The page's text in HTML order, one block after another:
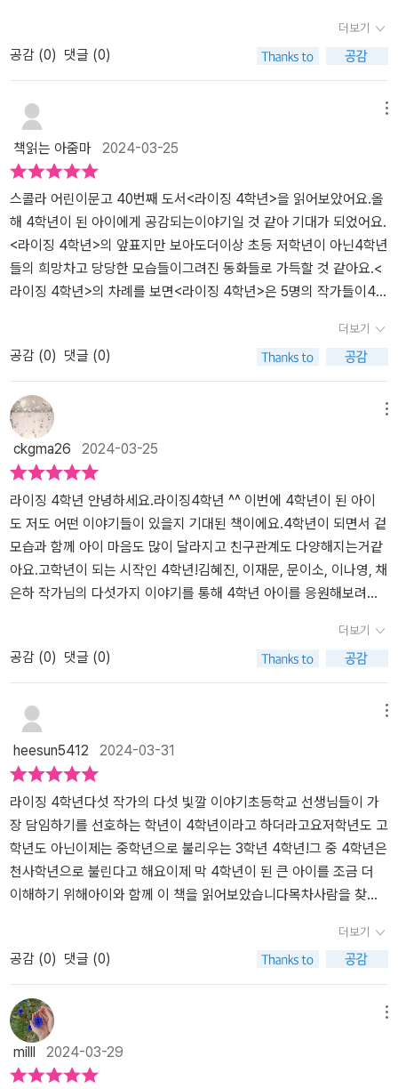
이해하는데 도움이 될 수 있는 도서인것같아 함께 읽어보면 좋을듯합
니다.​​​​​​[출판사로부터 도서 협찬을 받았고 본인의 주관적인 견해에 의
하여 작성함]
학교에서 하는 생존 수영 시간에, 수영을 좋아하는 리안이가 평소와
다르게 긴장하게 된다. 속도 매스껍고 머리고 아프다. 물에 들어가자
마자 기침이 쏟아지는 리안이. 그때 레일 끝에서 올라오는 물거품이
보인다. 하지만 그 물거품이 친구 눈에는 보이지 않고. 그때부터 리안
이는 수영이 싫어진다. 리안이는 자기 눈에만 보이는 물거품을 가까
이 다가가 보게 됐는데, 거기서 비릿한 바다 냄새가 나고 한 여자아이
가 허우적거리는 게 보인다. 하지만 그 여자아이는 리안이 눈에만 보
이는 듯하다. 리안이는 그 아이를 구해야 한다는 생각으로 물에 뛰어
들었는데, 갑자기 정전이 되며 어두컴컴해지는데... 그때 리안이의 과
거 기억이 떠오르게 된다. 리안이는 결국 자기 내면의 두려움을 극복
하고 다시 수영을 잘할 수 있게 될까?​이처럼 이 책에는 4학년 아이들
이 마주하게 될 여러 상황들이 담겨있어 공감하며 읽을 수 있다. 학교
우정을 쌓아가거나, 누군가에게 자신의 마음을 고백하거나, 특이한
친구를 만들거나, 두려움을 극복하거나 등의 내용이 재미있게 다가오
고 자신이라면 어떠했을지 상상해 보게 한다. 제목은 구체적으로 4학
년을 가리키지만 초등학생 전체 학년이 읽으면 좋을 책이다. 특히 4
학년이라면 더 공감할 테고.[출판사로부터 도서 협찬을 받았고 본인
의 주관적인 견해에 의하여 작성함]
더보기
공감 (0) 댓글 (0)
책읽는 아줌마 2024-03-25
스콜라 어린이문고 40번째 도서<라이징 4학년>을 읽어보았어요.올
해 4학년이 된 아이에게 공감되는이야기일 것 같아 기대가 되었어요.
<라이징 4학년>의 앞표지만 보아도더이상 초등 저학년이 아닌4학년
들의 희망차고 당당한 모습들이그려진 동화들로 가득할 것 같아요.<
라이징 4학년>의 차례를 보면<라이징 4학년>은 5명의 작가들이4학
있어요.더 넓은 세상으로 날아오를4학년을 위한 맞춤동화집 <라이징
4학년>에서어떤 이야기들을 만나게 될까요?첫 번째 동화 [사람을 찾
습니다]에서는한결이 동생 한빛이의 가방을 찾아 준사람을 찾는 과정
을 보여주어요.어떨 땐 3, 4학년 묶어서 중학년이라며어린 취급을 받
는데, 이럴 때만 고학년으로 묶여서 같이 고생이다. 4학년은 진짜 애
매한 학년이다.라이징 4학년 - 사람을 찾습니다.이 글귀를 보며 4학
년들이 바라보는4학년의 모습은 애매한 학년이 아닐까싶었어요. 가
방을 찾아 준 사람을 찾는추리물의 느낌이나는 [사람을 찾습니다].4
학년 친구들은 과연 가방을 찾아준사람을 찾을 수 있을까요?흥미진
진한 과정을 만나보세요!두번 째 동화 [4학년이 되면]은 어느 미래가
배경이었어요. 태어나자마자 인공 뇌를이식해서 여러 종류의 어플을
깔아관리한다고 해요. 4학년이 되면 키즈록 모드를풀 수 있는 해킹
년 생일이 지나고 첫 업데이트 때해킹 어플을 깐 뒤 ‘사랑 제한 모
드’를 해제 한솔이에게 어떤 일이 벌어질까요?[4학년이 되면]을 읽으
며 첫사랑에 관한아이들의 마음도 조금 엿볼 수 있었어요.세번째 동
화 [우주 브로콜리는 지구를 정복하지 않아]의 주인공 하이랑은길고
양이들에게 물과 음식을 주다가우연히 우주 브로콜리를 도와주게 되
어요.강낭콩 대신 우주 브로콜리를학교에 가지고 갖다가 학교에 소란
이 일어나요.우주 브로콜리 때문에 영혜, 준수와한바탕 소동을 겪으
며 친구과의갈등도 다시 생각하게 되는 하이랑.[우주 브로콜리는 지
구를 정복하지 않아]를읽으며 서로 다른 존재, 다른 생각,다른 가치에
대해 인정하고 이해함에 대해생각해볼 수 있어서 좋았어요.네번째 동
화 [우리는 둥글게 둥글게]는4학년이 되면 하게 되는 생존수영 시간
에벌어지는 이야기에요.수영을 무척 잘하는 리안은 왜 생존수영 시간
을극복해가는 리안의 모습을 보며절로 응원하는 마음이 생겼던 거 같
아요.마지막 동화 [너는 나의 우렁]은 4학년 여울에게 생긴 특별한 마
니토 친구의 이야기를담고 있어요. 어느 날 여울의 반에 나타난 우렁
각시로 익숙한 ‘우렁’과 따돌림으로상처받은 기억이 있는 ‘여울’은어
떻게 친구가 될 수 있을까요?판타지 느낌의 [너는 나의 우렁]을 보며
내가 생각해왔던 우렁각시 느낌과는 사뭇다른 점도 흥미로웠고, 친구
로 인해상처받은 마음을 보며 안타깝기도 했어요.다섯 편의 동화를
더보기
공감 (0) 댓글 (0)
ckgma26 2024-03-25
라이징 4학년 안녕하세요.라이징4학년 ^^ 이번에 4학년이 된 아이
도 저도 어떤 이야기들이 있을지 기대된 책이에요.4학년이 되면서 겉
모습과 함께 아이 마음도 많이 달라지고 친구관계도 다양해지는거같
아요.고학년이 되는 시작인 4학년!김혜진, 이재문, 문이소, 이나영, 채
은하 작가님의 다섯가지 이야기를 통해 4학년 아이를 응원해보려
를 먼저 살펴볼게요^^다섯작가님의 다섯빛깔 맞춤동화집!더 넓은 세
상으로 날아오를 4학년을 위한 이야기가 가득있어요 :)첫번째 사람
을 찾습니다. 이야기부터 아이가 읽으면서 공감가는 부분이 많다
고 하더라구요 :)이야기는 서한빛의 동생 한결이의 노란색 가방을 찾
아준 사람을 찾으면서 이야기가 나와요. 아이랑 함께 읽으면서 과
연 누가 찾아주었을지 책속 친구들의 용의자의 범위를 줄여나가고 추
리하는 과정이 재밌었다고해요.특히 " 어떨 땐 3,4학년을 묶여서 중
학년이라고 어린취급을 받고 이럴땐 고학년으로 묶여서 같이 고생이
다 4학년은 진짜 애매한 학년이다."부분 읽을때는 학교생활 이야
기 하면서 억울한 부분을 말해주더라구요 :)가방을 찾아준 사람을 찾
아보면서 재밌게 읽어나갔어요.두번째 4학년이 되면 이야기에서
는 인공뇌 이식으로 편리하면서도 키즈록모드로 인해 불편한 상황
는 지구를 정복하지 않아책속에서는 외계생명체 콜리가 나오면서친
구들간의 갈등과 이해에대해 생각해볼수있었어요.네번째 우리는 둥
글게둥글게 이야기속에서는 생존수영 이야기로 아이가 작년에 생존
수영했던 모습이 떠오르고 생각이 났어요.책속의 리안이가 무서움
을 극복해가는 모습 함께 읽어보면 좋겠어요.다섯번째 너는 나의 우
렁 이야기는 판타지동화로지난학교에서 따돌림으로 여울이는 친구관
계에 걱정이 있는데 특별한 마니토친구를 만나게되요.어떤이야기
더보기
공감 (0) 댓글 (0)
heesun5412 2024-03-31
라이징 4학년다섯 작가의 다섯 빛깔 이야기초등학교 선생님들이 가
장 담임하기를 선호하는 학년이 4학년이라고 하더라고요저학년도 고
학년도 아닌이제는 중학년으로 불리우는 3학년 4학년!그 중 4학년은
천사학년으로 불린다고 해요이제 막 4학년이 된 큰 아이를 조금 더
이해하기 위해아이와 함께 이 책을 읽어보았습니다목차사람을 찾습
지 않아 - 문이소우리는 둥글게 둥글게 - 이나영너는 나의 우렁 - 채
은하사람을 찾습니다박채이는 서한빛으로부터 동생 한결이의 가방을
찾아 준 사람을 찾는다는 얘기를 들어요한결이는 저학년 전용 놀이터
에서 친구들과 기둥 맞히기를 하다가 가방이 화단으로 넘어갔는데누
군가 그 가방을 찾아주었고그 누군가에게 고맙다는 말을 전하고자 찾
고 있었는데요그로 인해 박채이는 한빛이를 도와 별로 친하지 않은
이영빈, 유겸과 함께'용의자'를 추려보는데..고마운 그 누군가를 찾는
더보기
공감 (0) 댓글 (0)
milll 2024-03-29